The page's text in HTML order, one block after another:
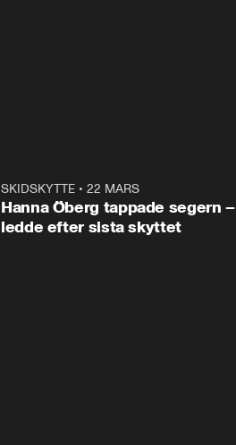
SKIDSKYTTE• 22 MARS
Hanna Öberg tappade segern –
ledde efter sista skyttet